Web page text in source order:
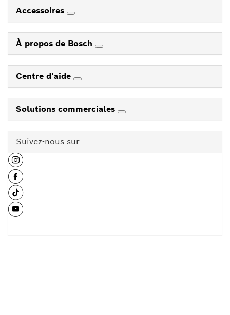
Accessoires
À propos de Bosch
Centre d'aide
Solutions commerciales
Suivez-nous sur